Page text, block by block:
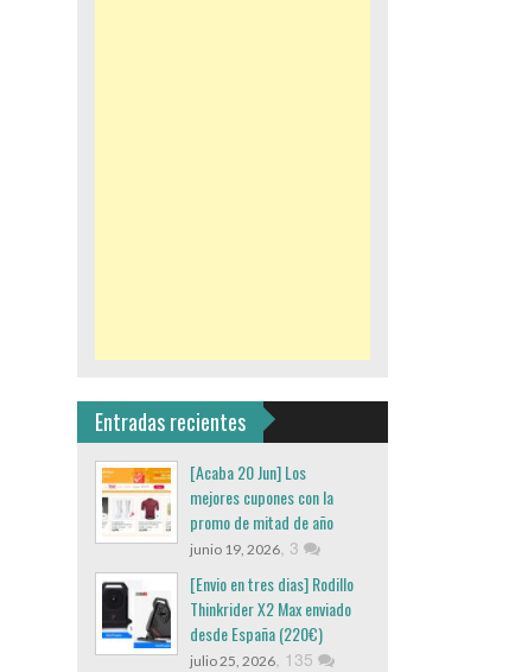
Entradas recientes
[Acaba 20 Jun] Los
mejores cupones con la
promo de mitad de año
junio 19, 2026, 3
[Envio en tres dias] Rodillo
Thinkrider X2 Max enviado
desde España (220€)
julio 25, 2026, 135